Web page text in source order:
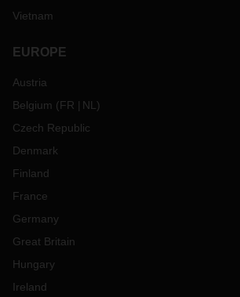
Vietnam
EUROPE
Austria
Belgium (FR NL )
Czech Republic
Denmark
Finland
France
Germany
Great Britain
Hungary
Ireland